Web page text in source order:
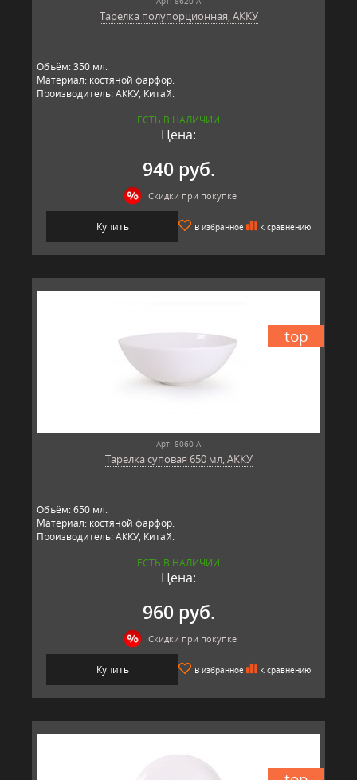
Тарелка полупорционная, АККУ
Объём: 350 мл.
Материал: костяной фарфор.
Производитель: АККУ, Китай.
ЕСТЬ В НАЛИЧИИ
Цена:
940 руб.
Скидки при покупке
Купить В избранное К сравнению
top
Арт: 8060 А
Тарелка суповая 650 мл, АККУ
Объём: 650 мл.
Материал: костяной фарфор.
Производитель: АККУ, Китай.
ЕСТЬ В НАЛИЧИИ
Цена:
960 руб.
Скидки при покупке
Купить В избранное К сравнению